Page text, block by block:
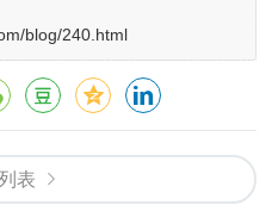
息相关。选择合适的物流合
、及时地送达客户手中。同
免出现断货或库存积压的问
blog/240.html
表